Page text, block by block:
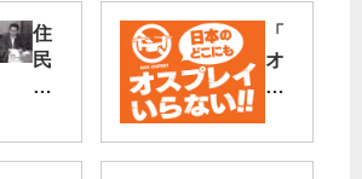
住
民
参
な
い
「
オ
ス
レ
イ